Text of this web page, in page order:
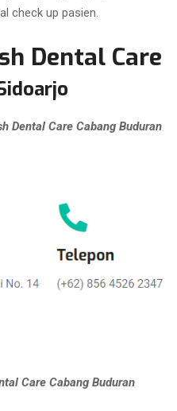
check up pasien.
Dental Care
Dental Care Cabang Buduran
Care Cabang Buduran